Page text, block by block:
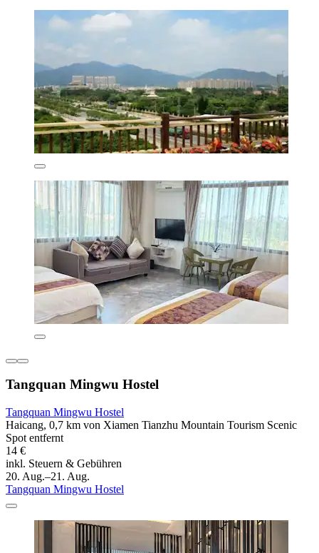
Tangquan Mingwu Hostel
Tangquan Mingwu Hostel
Haicang, 0,7 km von Xiamen Tianzhu Mountain Tourism Scenic
Spot entfernt
14 €
inkl. Steuern & Gebühren
20. Aug.–21. Aug.
Tangquan Mingwu Hostel